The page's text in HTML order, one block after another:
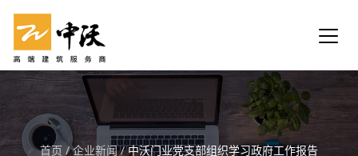
首页 / 企业新闻/中沃门业党支部组织学习政府工作报告